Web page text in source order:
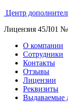
Центр
Лицензия 45Л01
О компании
Сотрудники
Контакты
Отзывы
Лицензии
Реквизиты
Выдаваемые